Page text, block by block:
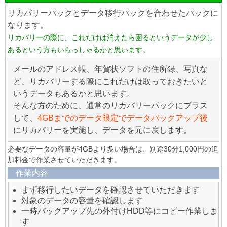
リカバリーパックとデータ移行パックを合わせたパックに
なります。
リカバリーの際に、これだけは消えたら困るというデータが少し
あるという方もいらっしゃるかと思います。
メールのアドレス帳、年賀状ソフトの住所録、写真な
ど、リカバリーする際にこれだけは取っておきたいと
いうデータもあるかと思います。
そんな方のために、通常のリカバリーパックにプラス
して、 4GBまでのデータ限定でデータバックアップ後
にリカバリーを実施し、データを元に戻します。
必要なデータの容量が4GBより多い場合は、別途30分1,000円の追
加料金で作業させていただきます。
作業内容
まず移行したいデータを確認させていただきます
対象のデータの容量を確認します
一時バックアップ先の外付けHDD等にコピー作業しま
す